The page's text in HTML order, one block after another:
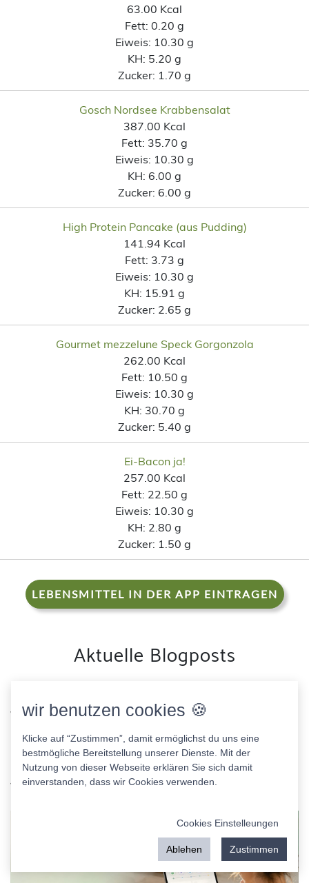
63.00 Kcal
Fett: 0.20 g
Eiweis: 10.30 g
KH: 5.20 g
Zucker: 1.70 g
Gosch Nordsee Krabbensalat
387.00 Kcal
Fett: 35.70 g
Eiweis: 10.30 g
KH: 6.00 g
Zucker: 6.00 g
High Protein Pancake (aus Pudding)
141.94 Kcal
Fett: 3.73 g
Eiweis: 10.30 g
KH: 15.91 g
Zucker: 2.65 g
Gourmet mezzelune Speck Gorgonzola
262.00 Kcal
Fett: 10.50 g
Eiweis: 10.30 g
KH: 30.70 g
Zucker: 5.40 g
Ei-Bacon ja!
257.00 Kcal
Fett: 22.50 g
Eiweis: 10.30 g
KH: 2.80 g
Zucker: 1.50 g
LEBENSMITTEL IN DER APP EINTRAGEN
Aktuelle Blogposts
Was ein
Ernährungstagebuch
wirklich sichtbar macht
wir benutzen cookies 🍪
Klicke auf “Zustimmen”, damit ermöglichst du uns eine
bestmögliche Bereitstellung unserer Dienste. Mit der
Nutzung von dieser Webseite erklären Sie sich damit
einverstanden, dass wir Cookies verwenden.
Cookies Einstelleungen
Ablehen Zustimmen